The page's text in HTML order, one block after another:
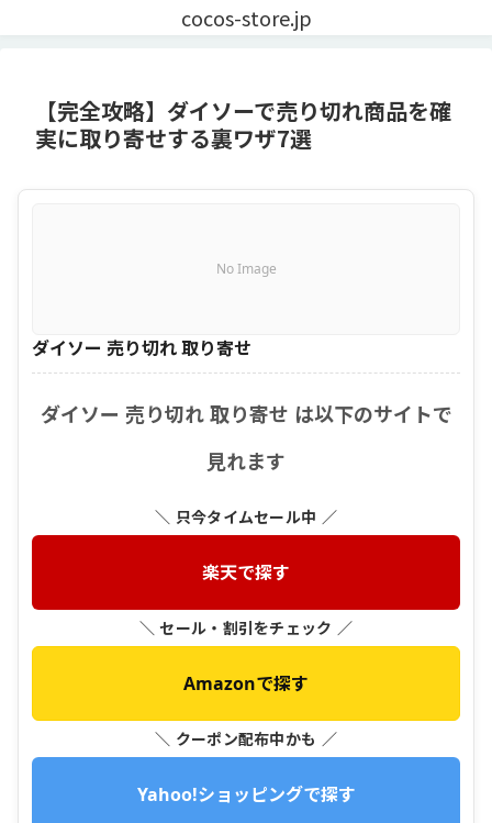
cocos-store.jp
【完全攻略】ダイソーで売り切れ商品を確
実に取り寄せする裏ワザ7選
No Image
ダイソー 売り切れ 取り寄せ
ダイソー 売り切れ 取り寄せ は以下のサイトで
見れます
＼ 只今タイムセール中 ／
楽天で探す
＼ セール・割引をチェック ／
Amazonで探す
＼ クーポン配布中かも ／
Yahoo!ショッピングで探す